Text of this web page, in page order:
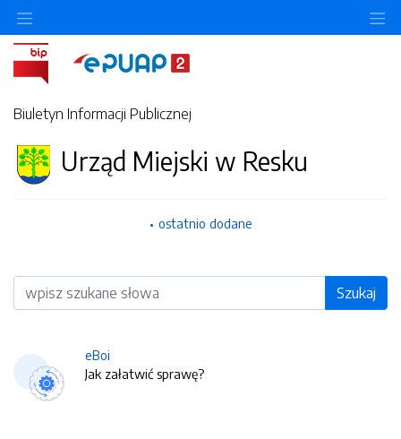
Biuletyn Informacji Publicznej
Urząd Miejski w Resku
ostatnio dodane
Wyszukiwarka Szukaj
eBoi
Jak załatwić sprawę?